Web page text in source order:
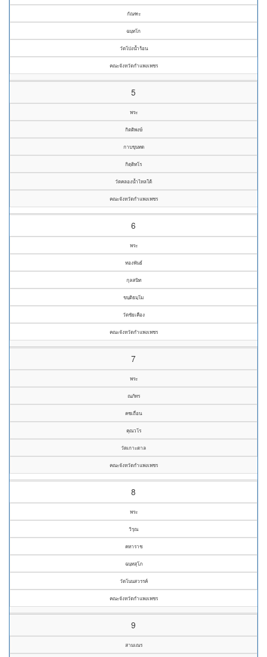
กัณฑะ
ฉนฺทโก
วัดโป่งน้ำร้อน
คณะจังหวัดกำแพงเพชร
5
พระ
กิตติพงษ์
กาบขุนทด
กิตฺติทโร
วัดคลองน้ำไหลใต้
คณะจังหวัดกำแพงเพชร
6
พระ
ทองพันธ์
กุลสนิท
ขนฺติธมฺโม
วัดชัยเคือง
คณะจังหวัดกำแพงเพชร
7
พระ
ณภัทร
คชเถื่อน
คุณวโร
วัดเกาะตาล
คณะจังหวัดกำแพงเพชร
8
พระ
วิรุณ
คหาราช
ฉนฺทสุโภ
วัดโนนสวรรค์
คณะจังหวัดกำแพงเพชร
9
สามเณร